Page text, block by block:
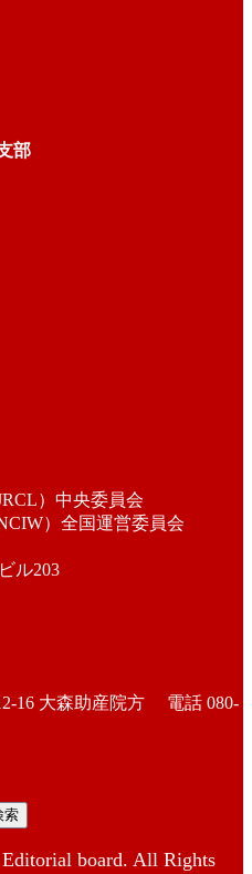
部
）中央委員会
）全国運営委員会
ル203
16 大森助産院方 電話 080-
索
board. All Rights